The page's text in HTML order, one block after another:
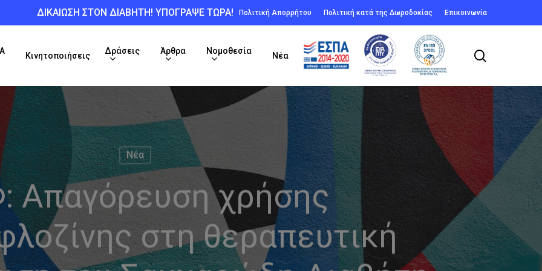
ΔΙΚΑΙΩΣΗ ΣΤΟΝ ΔΙΑΒΗΤΗ! ΥΠΟΓΡΑΨΕ ΤΩΡΑ! Πολιτική Απορρήτου Πολιτική κατά της Δωροδοκίας Επικοινωνία
Κινητοποιήσεις
Δράσεις Άρθρα Νομοθεσία
Νέα
Νέα
Απαγόρευση χρήσης
στη θεραπευτική